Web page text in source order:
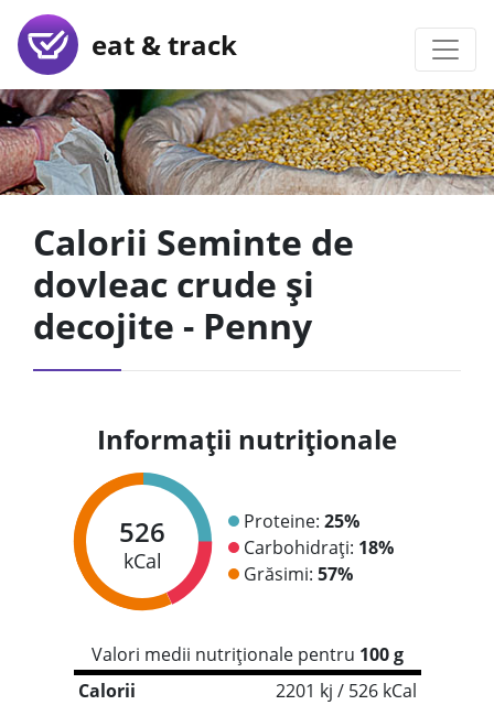
eat & track
Calorii Seminte de
dovleac crude și
decojite - Penny
Informații nutriționale
526
kCal
Proteine: 25%
Carbohidrați: 18%
Grăsimi: 57%
Valori medii nutriționale pentru 100 g
Calorii
2201 kj / 526 kCal